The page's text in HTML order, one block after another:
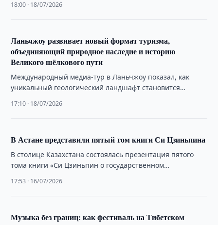
18:00 · 18/07/2026
Ланьчжоу развивает новый формат туризма,
объединяющий природное наследие и историю
Великого шёлкового пути
Международный медиа-тур в Ланьчжоу показал, как
уникальный геологический ландшафт становится
туристического продукта.
17:10 · 18/07/2026
В Астане представили пятый том книги Си Цзиньпина
В столице Казахстана состоялась презентация пятого
тома книги «Си Цзиньпин о государственном
Казахстана.
17:53 · 16/07/2026
Музыка без границ: как фестиваль на Тибетском